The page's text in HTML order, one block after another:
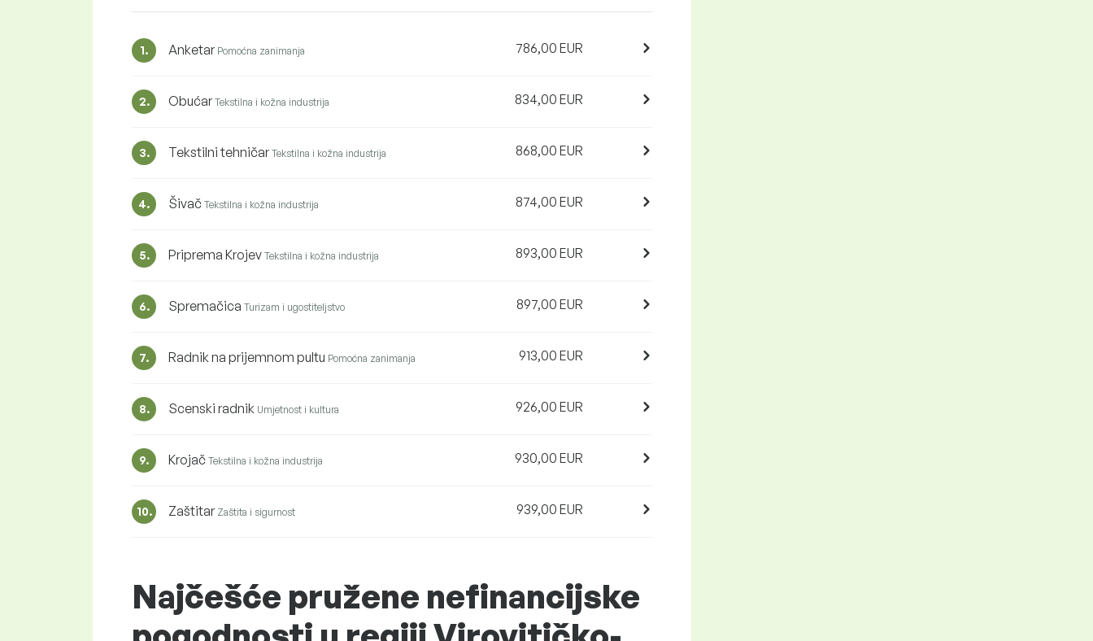
1. Anketar Pomoćna zanimanja 786,00 EUR
2. Obućar Tekstilna i kožna industrija 834,00 EUR
3. Tekstilni tehničar Tekstilna i kožna industrija 868,00 EUR
4. Šivač Tekstilna i kožna industrija 874,00 EUR
5. Priprema Krojev Tekstilna i kožna industrija 893,00 EUR
6. Spremačica Turizam i ugostiteljstvo 897,00 EUR
7. Radnik na prijemnom pultu Pomoćna zanimanja 913,00 EUR
8. Scenski radnik Umjetnost i kultura 926,00 EUR
9. Krojač Tekstilna i kožna industrija 930,00 EUR
10. Zaštitar Zaštita i sigurnost 939,00 EUR
Najčešće pružene nefinancijske